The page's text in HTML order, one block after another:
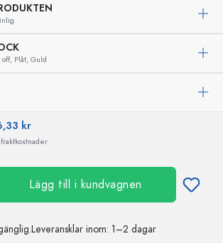
off, Plåt, Guld
kr
Lägg till i kundvagnen
Leveransklar inom: 1–2 dagar